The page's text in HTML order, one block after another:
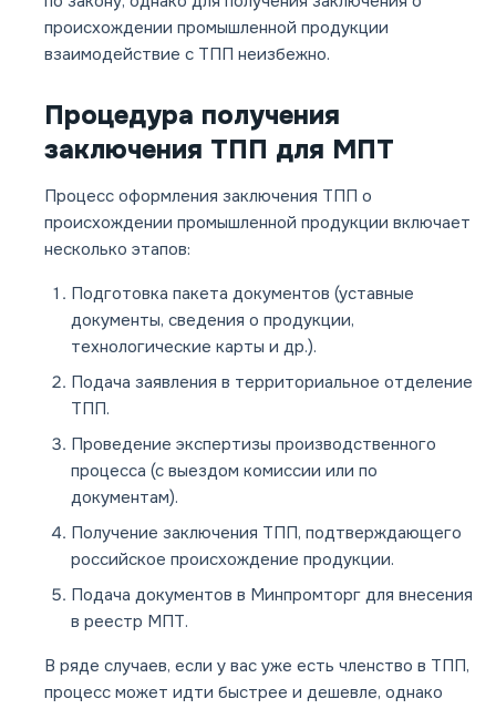
происхождении промышленной продукции
взаимодействие с ТПП неизбежно.
Процедура получения
заключения ТПП для МПТ
Процесс оформления заключения ТПП о
происхождении промышленной продукции включает
несколько этапов:
Подготовка пакета документов (уставные
документы, сведения о продукции,
технологические карты и др.).
Подача заявления в территориальное отделение
ТПП.
Проведение экспертизы производственного
процесса (с выездом комиссии или по
документам).
Получение заключения ТПП, подтверждающего
российское происхождение продукции.
Подача документов в Минпромторг для внесения
в реестр МПТ.
В ряде случаев, если у вас уже есть членство в ТПП,
процесс может идти быстрее и дешевле, однако